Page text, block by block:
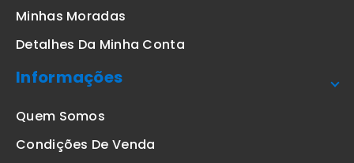
Minhas Moradas
Detalhes Da Minha Conta
Informações
Quem Somos
Condições De Venda